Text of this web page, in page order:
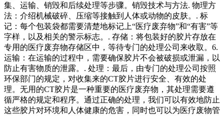
集、运输、销毁和后续处理等步骤。销毁技术与方法. 物理方
法：介绍机械破碎、压缩等接触到人体或动物的皮肤。. 标
记：每个包装袋都需要清楚地标记上“医疗废弃物”和“有害”等
字样，以及相关的警示标志。. 存储：将包装好的胶片存放在
专用的医疗废弃物存储区中，等待专门的处理公司来收取。6.
运输：在运输的过程中，需要确保胶片不会被破损或泄漏，以
防止有害物质的泄露。. 处理：最后，由专门的处理公司按照
环保部门的规定，对收集来的CT胶片进行安全、有效的处
理。无用的CT胶片是一种重要的医疗废弃物，其处理需要遵
循严格的规定和程序。通过正确的处理，我们可以有效地防止
这些胶片对环境和人体健康的危害，同时也可以为医疗废物管